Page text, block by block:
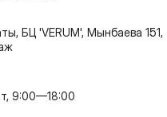
БЦ 'VERUM', Мынбаева 151,
9:00—18:00